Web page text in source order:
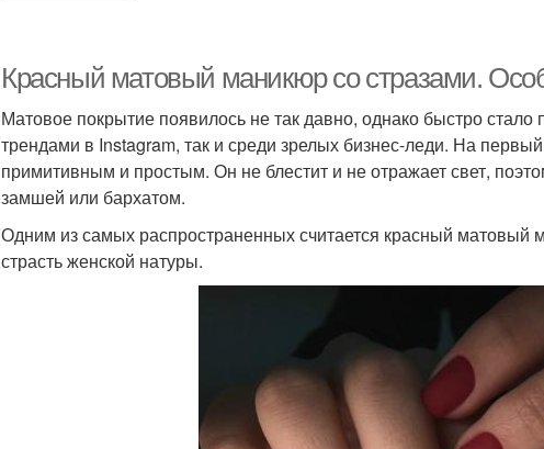
Красный матовый маникюр со стразами.
Матовое покрытие появилось не так давно, однако быстро
трендами в Instagram, так и среди зрелых бизнес-леди. На
примитивным и простым. Он не блестит и не отражает свет,
замшей или бархатом.
Одним из самых распространенных считается красный матовый
страсть женской натуры.